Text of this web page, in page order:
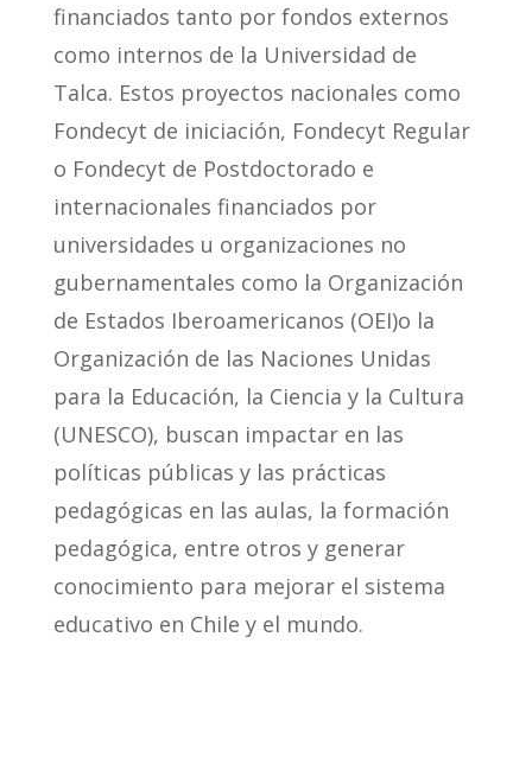
financiados tanto por fondos externos
como internos de la Universidad de
Talca. Estos proyectos nacionales como
Fondecyt de iniciación, Fondecyt Regular
o Fondecyt de Postdoctorado e
internacionales financiados por
universidades u organizaciones no
gubernamentales como la Organización
de Estados Iberoamericanos (OEI)o la
Organización de las Naciones Unidas
para la Educación, la Ciencia y la Cultura
(UNESCO), buscan impactar en las
políticas públicas y las prácticas
pedagógicas en las aulas, la formación
pedagógica, entre otros y generar
conocimiento para mejorar el sistema
educativo en Chile y el mundo.